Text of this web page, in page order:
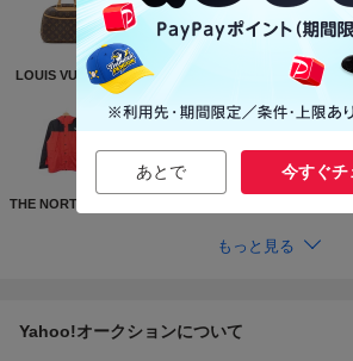
LOUIS VUITTON
THE NORTH FACE
もっと見る
Yahoo!オークションについて
あとで 今すぐチ